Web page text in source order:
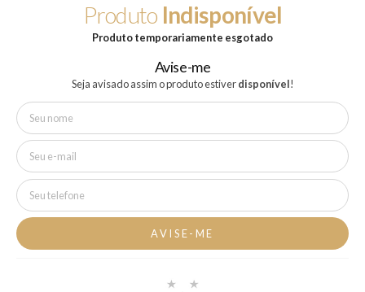
Produto Indisponível
Produto temporariamente esgotado
Avise-me
Seja avisado assim o produto estiverdisponível!